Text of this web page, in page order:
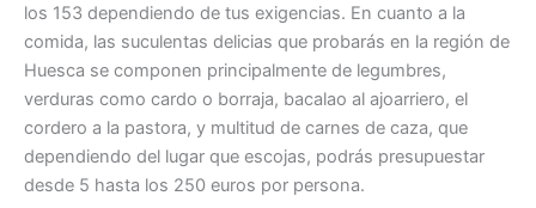
los 153 dependiendo de tus exigencias. En cuanto a la
comida, las suculentas delicias que probarás en la región de
Huesca se componen principalmente de legumbres,
verduras como cardo o borraja, bacalao al ajoarriero, el
cordero a la pastora, y multitud de carnes de caza, que
dependiendo del lugar que escojas, podrás presupuestar
desde 5 hasta los 250 euros por persona.